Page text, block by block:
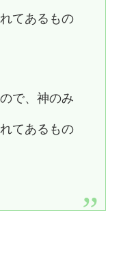
てあるもの
で、神のみ
てあるもの